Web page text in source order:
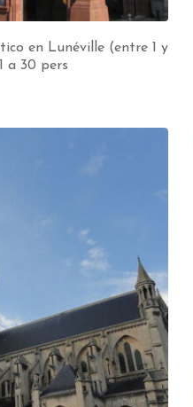
en Lunéville (entre 1 y
a 30 pers